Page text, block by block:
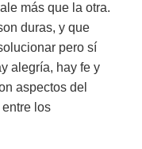
más que la otra.
duras, y que
pero sí
alegría, hay fe y
aspectos del
los